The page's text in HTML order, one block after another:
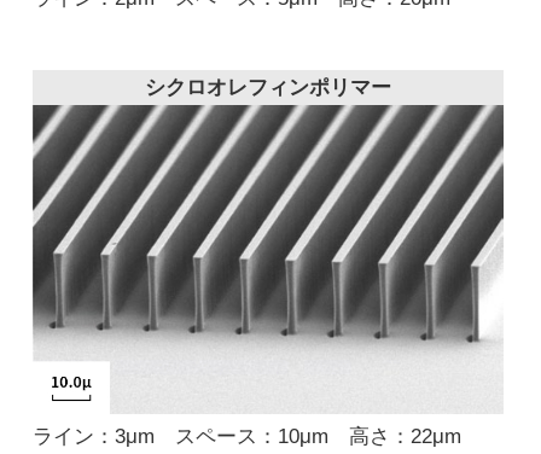
シクロオレフィンポリマー
ライン：3μm スペース：10μm 高さ：22μm